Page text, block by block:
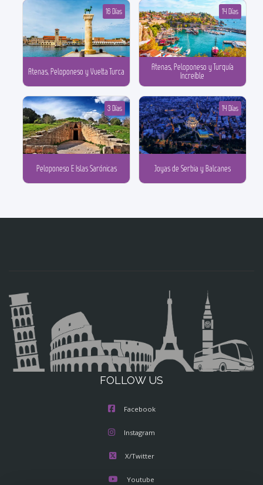
Atenas, Peloponeso y Vuelta Turca
16 Días
Atenas, Peloponeso y Turquía
Increíble
14 Días
Peloponeso E Islas Sarónicas
3 Días
Joyas de Serbia y Balcanes
14 Días
FOLLOW US
Facebook
Instagram
X/Twitter
Youtube